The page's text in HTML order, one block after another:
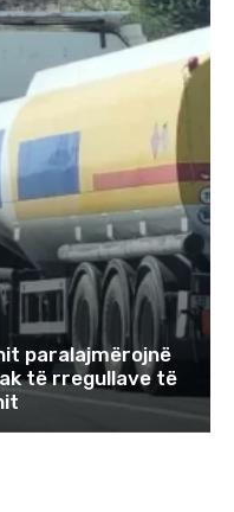
paralajmërojnë
të rregullave të